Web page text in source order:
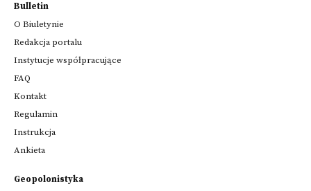
Bulletin
O Biuletynie
Redakcja portalu
Instytucje współpracujące
FAQ
Kontakt
Regulamin
Instrukcja
Ankieta
Geopolonistyka